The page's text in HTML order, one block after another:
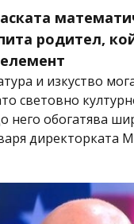
родител,
и изкуство
световно
него обогатява
директорката